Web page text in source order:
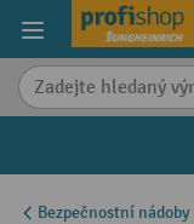
content
Bezpečnostní nádoby